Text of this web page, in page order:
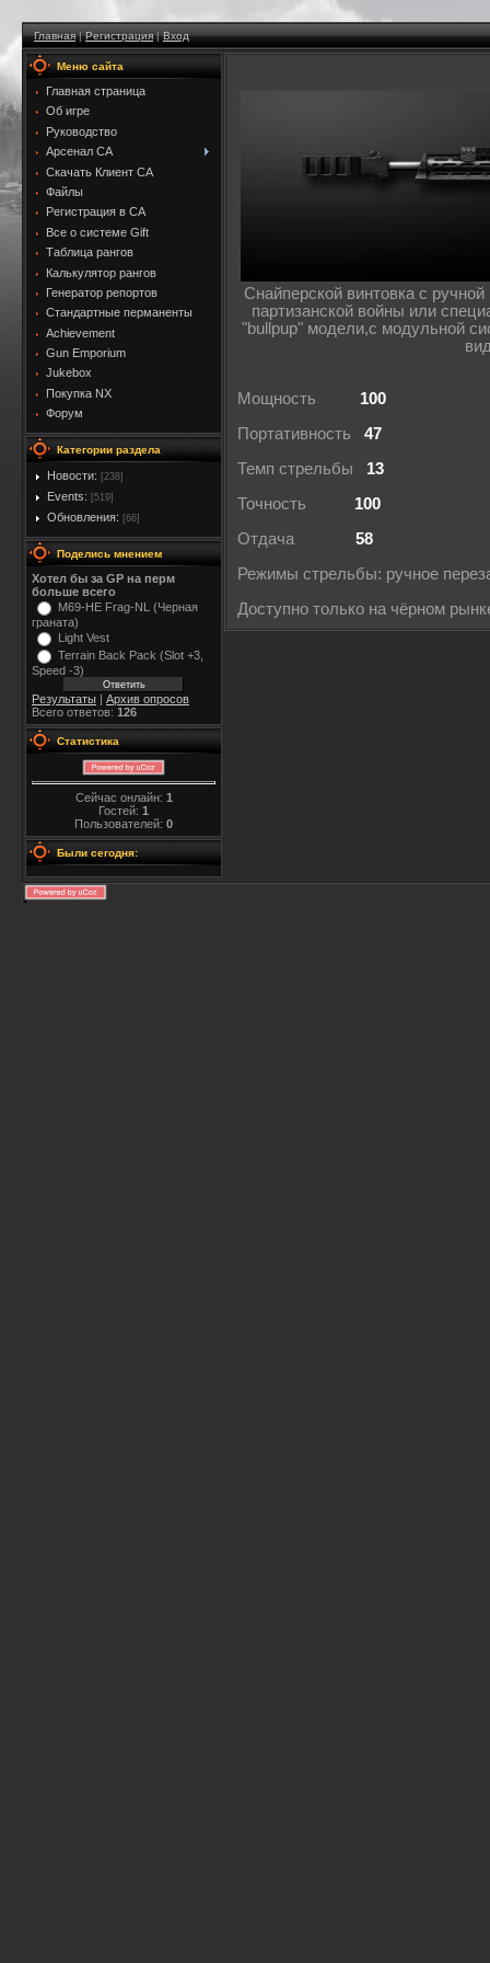
Главная|Регистрация|Вход
Меню сайта
Главная страница
Об игре
Руководство
Арсенал CA
Скачать Клиент CA
Файлы
Регистрация в CA
Все о системе Gift
Таблица рангов
Калькулятор рангов
Генератор репортов
Стандартные перманенты
Achievement
Gun Emporium
Jukebox
Покупка NX
Форум
Категории раздела
Новости: [238]
Events: [519]
Обновления: [66]
Поделись мнением
Хотел бы за GP на перм
больше всего
M69-HE Frag-NL (Черная
граната)
Light Vest
Terrain Back Pack (Slot +3,
Speed -3)
Результаты | Архив опросов
Всего ответов: 126
Статистика
Сейчас онлайн: 1
Гостей: 1
Пользователей: 0
Были сегодня:
Cнайперской винтовка с
партизанской войны или
"bullpup" модели,с модульной
Мощность 100
Портативность 47
Темп стрельбы 13
Точность 100
Отдача 58
Режимы стрельбы: ручное
Доступно только на чёрном